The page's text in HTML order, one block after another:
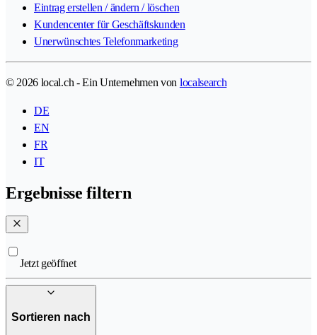
Eintrag erstellen / ändern / löschen
Kundencenter für Geschäftskunden
Unerwünschtes Telefonmarketing
© 2026 local.ch - Ein Unternehmen von localsearch
DE
EN
FR
IT
Ergebnisse filtern
Jetzt geöffnet
Sortieren nach